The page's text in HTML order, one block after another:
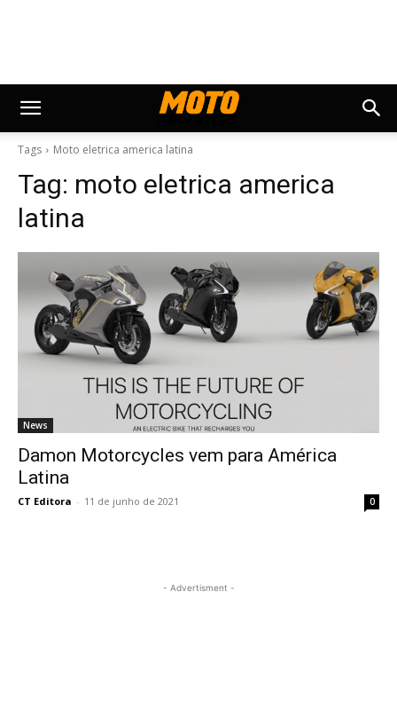
Tags Moto eletrica america latina
Tag: moto eletrica america
latina
News
Damon Motorcycles vem para América
Latina
CT Editora - 11 de junho de 2021 0
- Advertisment -